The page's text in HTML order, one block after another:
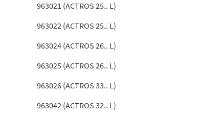
963021 (ACTROS 25.. L)
963022 (ACTROS 25.. L)
963024 (ACTROS 26.. L)
963025 (ACTROS 26.. L)
963026 (ACTROS 33.. L)
963042 (ACTROS 32.. L)